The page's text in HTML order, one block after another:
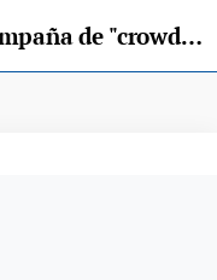
Mar de Violetas lanza una campaña de "crowdfunding": "Tiraña en la memoria"